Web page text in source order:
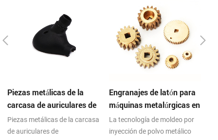
Piezas metálicas de la
carcasa de auriculares de
componentes electrónicos
mim aglomerados
Piezas metálicas de la carcasa
de auriculares de
Engranajes de latón para
máquinas metalúrgicas en
polvo sinterizadas de
acero inoxidable
La tecnología de moldeo por
inyección de polvo metálico